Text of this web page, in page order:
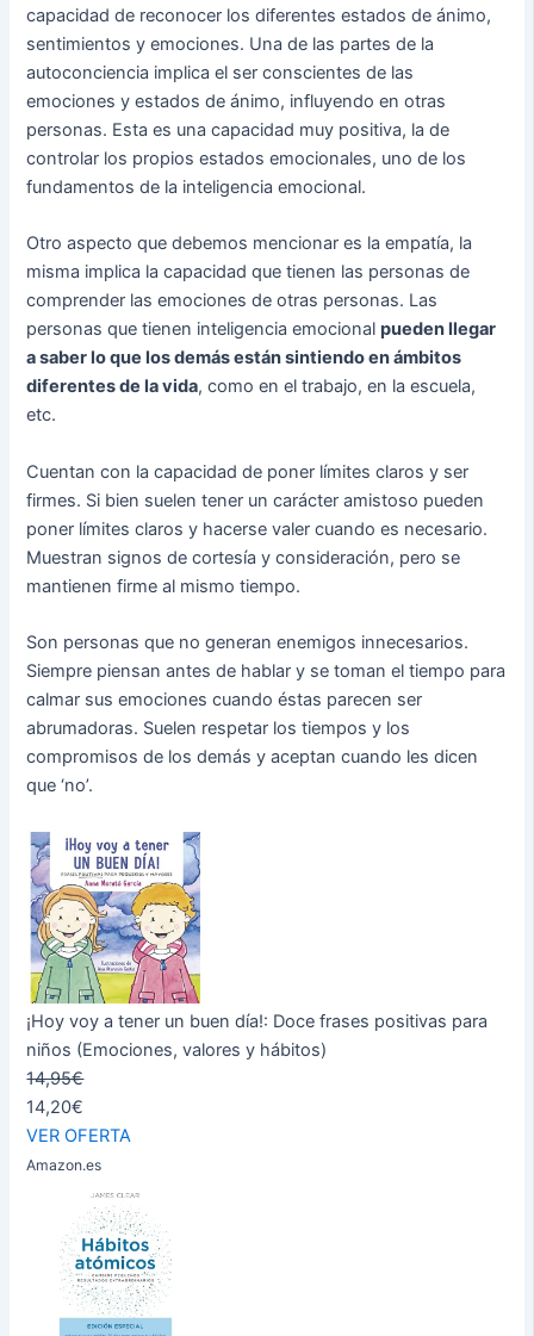
capacidad de reconocer los diferentes estados de ánimo,
sentimientos y emociones. Una de las partes de la
autoconciencia implica el ser conscientes de las
emociones y estados de ánimo, influyendo en otras
personas. Esta es una capacidad muy positiva, la de
controlar los propios estados emocionales, uno de los
fundamentos de la inteligencia emocional.
Otro aspecto que debemos mencionar es la empatía, la
misma implica la capacidad que tienen las personas de
comprender las emociones de otras personas. Las
personas que tienen inteligencia emocionalpueden llegar
a saber lo que los demás están sintiendo en ámbitos
diferentes de la vida, como en el trabajo, en la escuela,
etc.
Cuentan con la capacidad de poner límites claros y ser
firmes. Si bien suelen tener un carácter amistoso pueden
poner límites claros y hacerse valer cuando es necesario.
Muestran signos de cortesía y consideración, pero se
mantienen firme al mismo tiempo.
Son personas que no generan enemigos innecesarios.
Siempre piensan antes de hablar y se toman el tiempo para
calmar sus emociones cuando éstas parecen ser
abrumadoras. Suelen respetar los tiempos y los
compromisos de los demás y aceptan cuando les dicen
que ‘no’.
¡Hoy voy a tener un buen día!: Doce frases positivas para
niños (Emociones, valores y hábitos)
14,95€
14,20€
VER OFERTA
Amazon.es